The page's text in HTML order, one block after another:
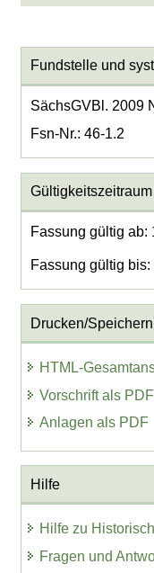
Fundstelle und
SächsGVBl. 2009
Fsn-Nr.: 46-1.2
Gültigkeitszeitraum
Fassung gültig ab:
Fassung gültig bis:
Drucken/Speichern
HTML-
Vorschrift als PDF
Anlagen als PDF
Hilfe
Hilfe zu
Fragen und